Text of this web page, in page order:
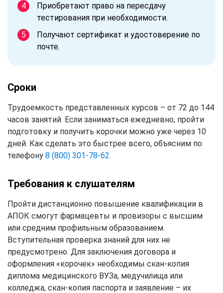
Приобретают право на пересдачу
тестирования при необходимости.
Получают сертификат и удостоверение по
почте.
Сроки
Трудоемкость представленных курсов – от 72 до 144
часов занятий. Если заниматься ежедневно, пройти
подготовку и получить корочки можно уже через 10
дней. Как сделать это быстрее всего, объясним по
телефону 8 (800) 301-78-62.
Требования к слушателям
Пройти дистанционно повышение квалификации в
АПОК смогут фармацевты и провизоры с высшим
или средним профильным образованием.
Вступительная проверка знаний для них не
предусмотрено. Для заключения договора и
оформления «корочек» необходимы скан-копия
диплома медицинского ВУЗа, медучилища или
колледжа, скан-копия паспорта и заявление – их